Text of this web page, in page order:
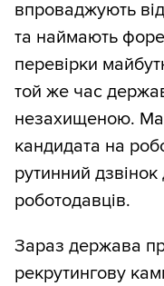
впроваджують
та наймають
перевірки
той же час
незахищеною.
кандидата на
рутинний дзвінок
роботодавців.
Зараз держава
рекрутингову